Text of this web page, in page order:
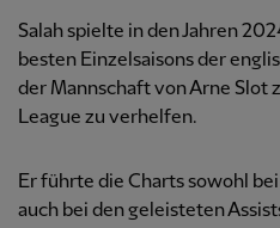
Salah spielte in den Jahren
besten Einzelsaisons der
der Mannschaft von Arne Slot
League zu verhelfen.
Er führte die Charts sowohl
auch bei den geleisteten